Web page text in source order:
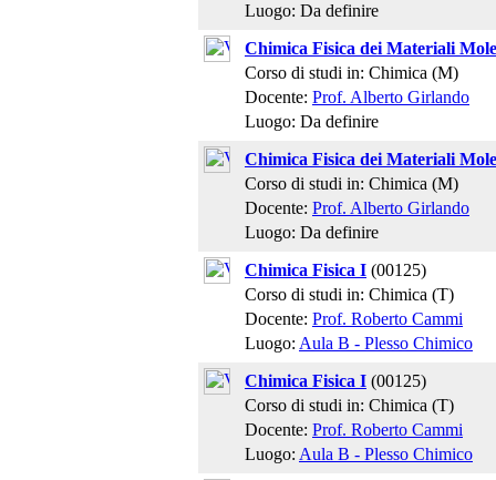
Luogo: Da definire
Chimica Fisica dei Materiali
Corso di studi in: Chimica (M)
Docente: Prof. Alberto Girlando
Luogo: Da definire
Chimica Fisica dei Materiali
Corso di studi in: Chimica (M)
Docente: Prof. Alberto Girlando
Luogo: Da definire
Chimica Fisica I (00125)
Corso di studi in: Chimica (T)
Docente: Prof. Roberto Cammi
Luogo: Aula B - Plesso Chimico
Chimica Fisica I (00125)
Corso di studi in: Chimica (T)
Docente: Prof. Roberto Cammi
Luogo: Aula B - Plesso Chimico